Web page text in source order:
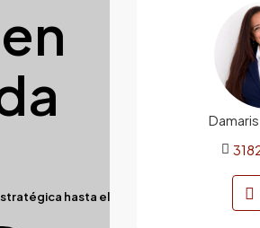
hasta el